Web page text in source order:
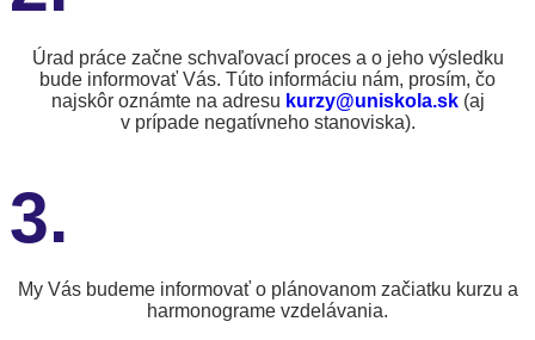
Úrad práce začne schvaľovací proces a o jeho výsledku
bude informovať Vás. Túto informáciu nám, prosím, čo
najskôr oznámte na adresu kurzy@uniskola.sk(aj
v prípade negatívneho stanoviska).
3.
My Vás budeme informovať o plánovanom začiatku kurzu a
harmonograme vzdelávania.